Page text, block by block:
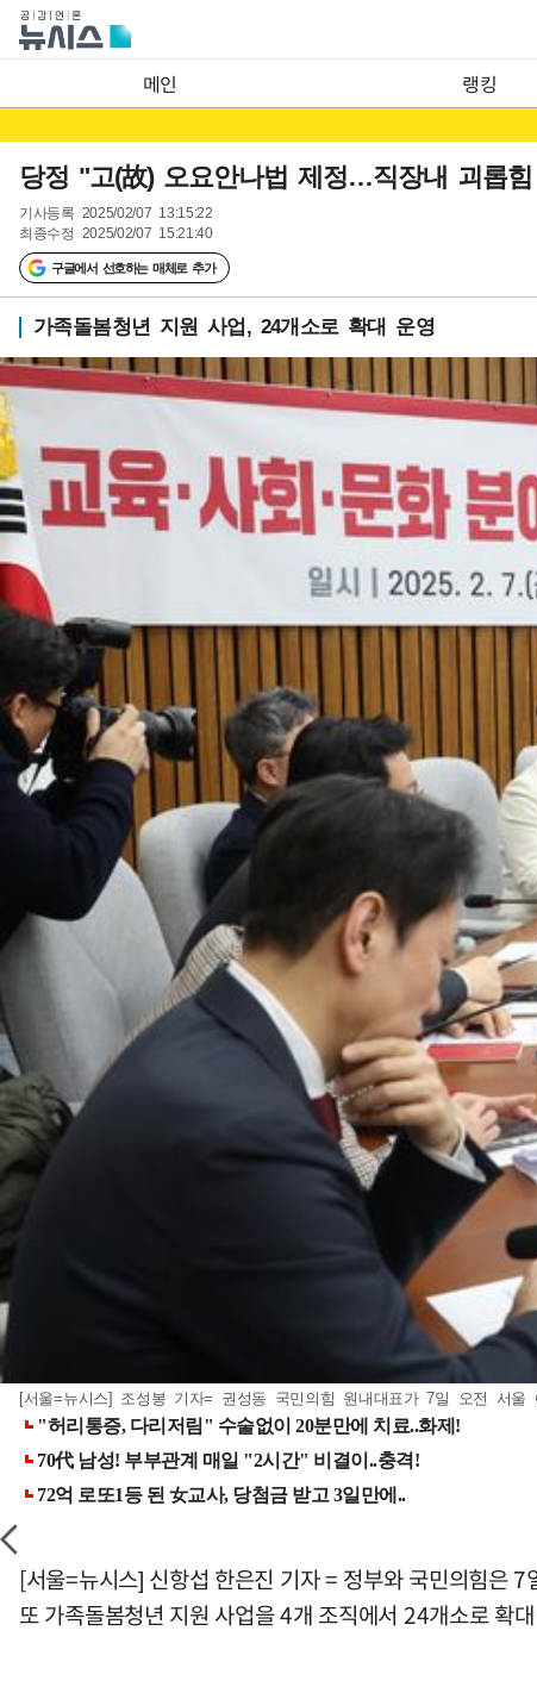
메인 랭킹
당정 "고(故) 오요안나법 제정…직장내 괴롭
기사등록 2025/02/07 13:15:22
최종수정 2025/02/07 15:21:40
구글에서 선호하는 매체로 추가
가족돌봄청년 지원 사업, 24개소로 확대 운영
[서울=뉴시스] 조성봉 기자= 권성동 국민의힘 원내대표가 7일 오전 서
[서울=뉴시스] 신항섭 한은진 기자 = 정부와 국민의힘은
또 가족돌봄청년 지원 사업을 4개 조직에서 24개소로 확